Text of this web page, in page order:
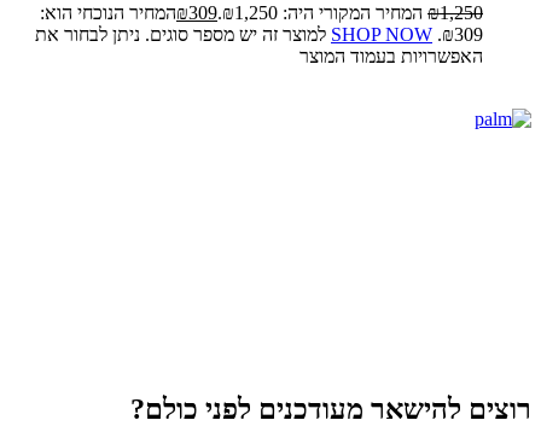
₪1,250 המחיר המקורי היה: ₪1,250. ₪309
המחיר הנוכחי הוא:
₪309.
SHOP NOW למוצר זה יש מספר סוגים. ניתן לבחור את
האפשרויות בעמוד המוצר
רוצים להישאר מעודכנים לפני כולם?